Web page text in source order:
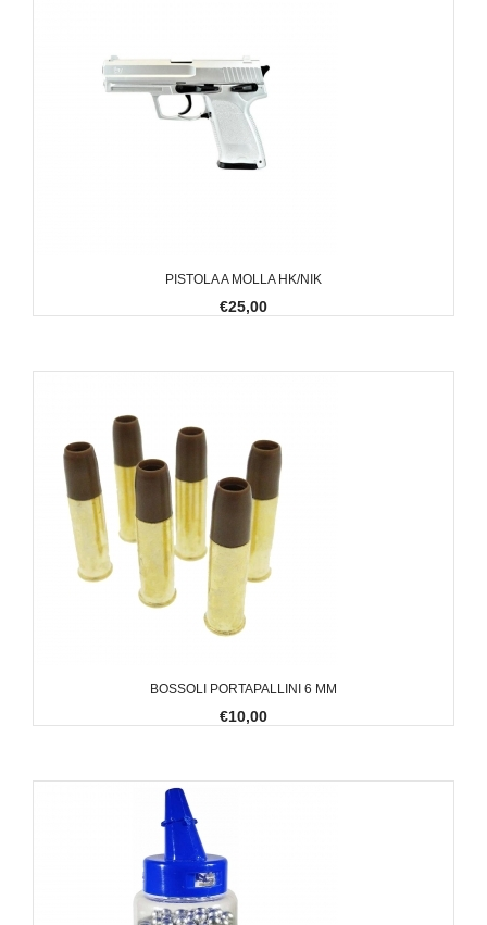
PISTOLA A MOLLA HK/NIK
€25,00
BOSSOLI PORTAPALLINI 6 MM
€10,00